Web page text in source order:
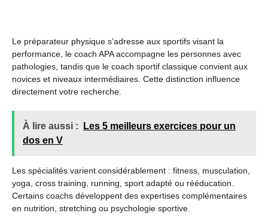
Le préparateur physique s’adresse aux sportifs visant la
performance, le coach APA accompagne les personnes avec
pathologies, tandis que le coach sportif classique convient aux
novices et niveaux intermédiaires. Cette distinction influence
directement votre recherche.
À lire aussi :
Les 5 meilleurs exercices pour un
dos en V
Les spécialités varient considérablement : fitness, musculation,
yoga, cross training, running, sport adapté ou rééducation.
Certains coachs développent des expertises complémentaires
en nutrition, stretching ou psychologie sportive.